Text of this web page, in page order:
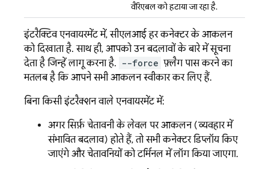
वैरिएबल को हटाया जा रहा है.
इंटरैक्टिव एनवायरमेंट में, सीएलआई हर कनेक्टर के आकलन
को दिखाता है. साथ ही, आपको उन बदलावों के बारे में सूचना
देता है जिन्हें लागू करना है. --force फ़्लैग पास करने का
मतलब है कि आपने सभी आकलन स्वीकार कर लिए हैं.
बिना किसी इंटरैक्शन वाले एनवायरमेंट में:
अगर सिर्फ़ चेतावनी के लेवल पर आकलन (व्यवहार में
संभावित बदलाव) होते हैं, तो सभी कनेक्टर डिप्लॉय किए
जाएंगे और चेतावनियों को टर्मिनल में लॉग किया जाएगा.